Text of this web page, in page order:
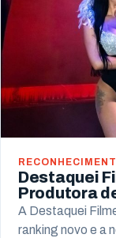
Arapongas
Umuarama
Ponta
Foz do
Toledo
Destaquei
Produtora
A Destaquei
ranking novo e a